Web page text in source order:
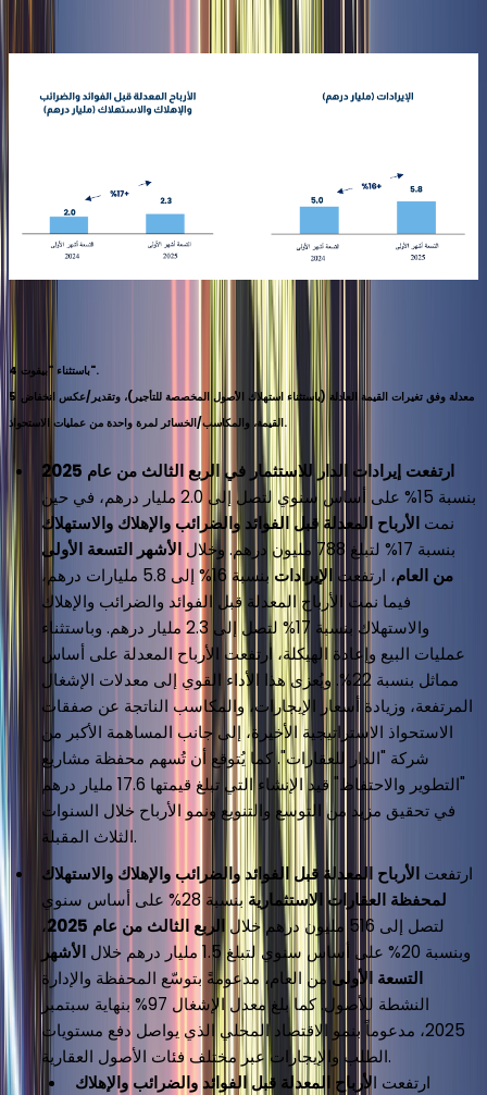
4
باستثناء "بيفوت".
5
القيمة، والمكاسب/الخسائر لمرة واحدة من عمليات الاستحواذ.
ارتفعت إيرادات الدار للاستثمار في الربع الثالث من عام 2025
بنسبة 15% على أساس سنوي لتصل إلى 2.0 مليار درهم، في حين
نمت الأرباح المعدلة قبل الفوائد والضرائب والإهلاك والاستهلاك
بنسبة 17% لتبلغ 788 مليون درهم. وخلال
الأشهر التسعة الأولى
من العام، ارتفعت الإيرادات
بنسبة 16% إلى 5.8 مليارات درهم،
فيما نمت الأرباح المعدلة قبل الفوائد والضرائب والإهلاك
والاستهلاك بنسبة 17% لتصل إلى 2.3 مليار درهم. وباستثناء
عمليات البيع وإعادة الهيكلة، ارتفعت الأرباح المعدلة على أساس
مماثل بنسبة 22%. ويُعزى هذا الأداء القوي إلى معدلات الإشغال
المرتفعة، وزيادة أسعار الإيجارات، والمكاسب الناتجة عن صفقات
الاستحواذ الاستراتيجية الأخيرة، إلى جانب المساهمة الأكبر من
شركة "الدار للعقارات". كما يُتوقع أن تُسهم محفظة مشاريع
"التطوير والاحتفاظ" قيد الإنشاء التي تبلغ قيمتها 17.6 مليار درهم
في تحقيق مزيد من التوسع والتنويع ونمو الأرباح خلال السنوات
الثلاث المقبلة.
ارتفعت الأرباح المعدلة قبل الفوائد والضرائب والإهلاك والاستهلاك
لمحفظة العقارات الاستثمارية
بنسبة 28% على أساس سنوي
لتصل إلى 516 مليون درهم خلال
الربع الثالث من عام 2025
،
وبنسبة 20% على أساس سنوي لتبلغ 1.5 مليار درهم خلال
الأشهر
التسعة الأولى من العام، مدعومةً بتوسّع المحفظة والإدارة
النشطة للأصول. كما بلغ معدل الإشغال 97% بنهاية سبتمبر
2025، مدعوماً بنمو الاقتصاد المحلي الذي يواصل دفع مستويات
الطلب والإيجارات عبر مختلف فئات الأصول العقارية.
ارتفعت الأرباح المعدلة قبل الفوائد والضرائب والإهلاك